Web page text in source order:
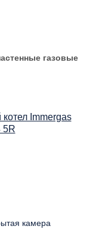
газовые
Immergas
5R
камера